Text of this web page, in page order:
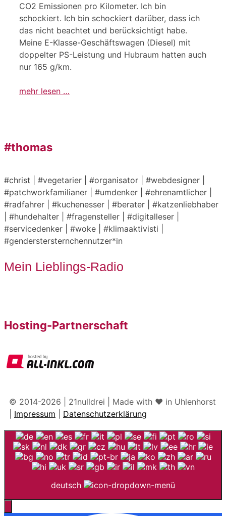
CO2 Emissionen pro Kilometer. Ich bin
schockiert. Ich bin schockiert darüber, dass ich
das nicht beachtet und berücksichtigt habe.
Meine E-Klasse-Geschäftswagen (Diesel) mit
doppelter PS-Leistung und Hubraum hatten auch
nur 165 g/km.
mehr lesen …
#thomas
#christ | #vegetarier | #organisator | #webdesigner |
#patchworkfamilianer | #umdenker | #ehrenamtlicher |
#radfahrer | #kuchenesser | #berater | #katzenliebhaber
| #hundehalter | #fragensteller | #digitalleser |
#servicedenker | #woke | #klimaaktivisti |
#genderstersternchennutzer*in
Mein Lieblings-Radio
Hosting-Partnerschaft
© 2014-2026 | 21nulldrei | Made with ♥️ in Uhlenhorst
Impressum Datenschutzerklärung
deutsch